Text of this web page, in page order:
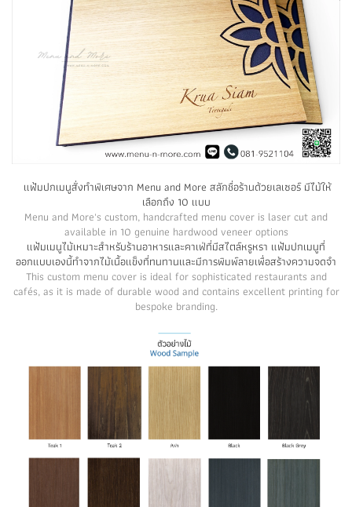
แฟ้มปกเมนูสั่งทำพิเศษจาก Menu and More สลักชื่อร้านด้วยเลเซอร์ มีไม้ให้
เลือกถึง 10 แบบ
Menu and More's custom, handcrafted menu cover is laser cut and
available in 10 genuine hardwood veneer options
แฟ้มเมนูไม้เหมาะสำหรับร้านอาหารและคาเฟ่ที่มีสไตล์หรูหรา แฟ้มปกเมนูที่
ออกแบบเองนี้ทำจากไม้เนื้อแข็งที่ทนทานและมีการพิมพ์ลายเพื่อสร้างความจดจำ
This custom menu cover is ideal for sophisticated restaurants and
cafés, as it is made of durable wood and contains excellent printing for
bespoke branding.